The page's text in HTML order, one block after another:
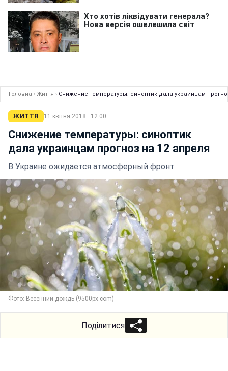
Головна › Життя › Снижение температуры: синоптик дала украинцам
ЖИТТЯ 11 квітня 2018 · 12:00
Снижение температуры: синоптик
дала украинцам прогноз на 12 апреля
В Украине ожидается атмосферный фронт
Фото: Весенний дождь (9500px.com)
Поділитися